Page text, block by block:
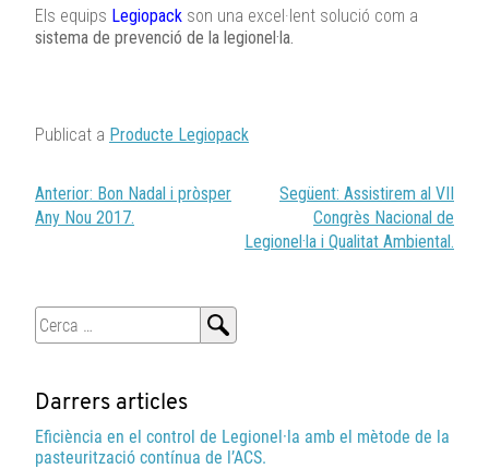
Els equips Legiopack son una excel·lent solució com a
sistema de prevenció de la legionel·la.
Publicat a Producte Legiopack
Navegació
d'entrades
Anterior: Bon Nadal i pròsper
Any Nou 2017.
Següent: Assistirem al VII
Congrès Nacional de
Legionel·la i Qualitat Ambiental.
Cerca:
Darrers articles
Eficiència en el control de Legionel·la amb el mètode de la
pasteurització contínua de l’ACS.